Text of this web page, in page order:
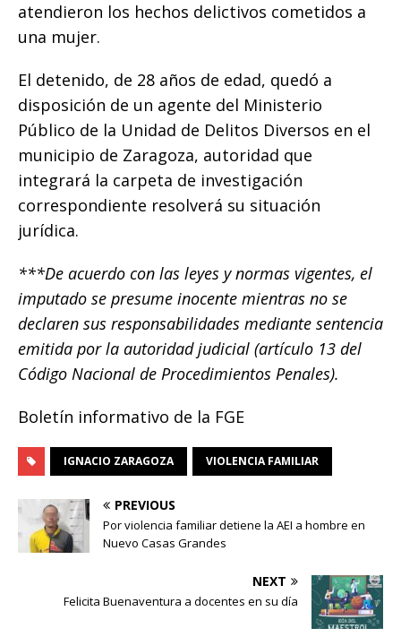
atendieron los hechos delictivos cometidos a
una mujer.
El detenido, de 28 años de edad, quedó a
disposición de un agente del Ministerio
Público de la Unidad de Delitos Diversos en el
municipio de Zaragoza, autoridad que
integrará la carpeta de investigación
correspondiente resolverá su situación
jurídica.
***De acuerdo con las leyes y normas vigentes, el
imputado se presume inocente mientras no se
declaren sus responsabilidades mediante sentencia
emitida por la autoridad judicial (artículo 13 del
Código Nacional de Procedimientos Penales).
Boletín informativo de la FGE
IGNACIO ZARAGOZA VIOLENCIA FAMILIAR
PREVIOUS
Por violencia familiar detiene la AEI a hombre en
Nuevo Casas Grandes
NEXT
Felicita Buenaventura a docentes en su día